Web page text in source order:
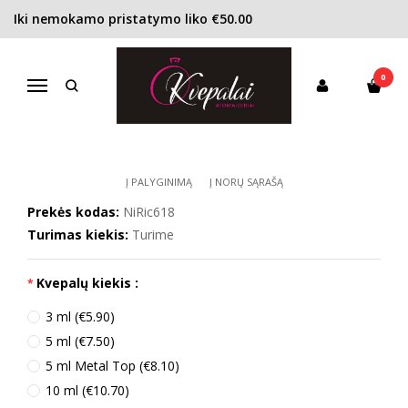
Iki nemokamo pristatymo liko €50.00
Navigacija
0
Pagrindinis KONCENTRACIJA
Kvapusis vanduo (EDP)
Nina Ricci L’Extase Caresse de Roses EDP moterims
NINA RICCI L’EXTASE CARESSE DE
ROSES EDP MOTERIMS
Į PALYGINIMĄ Į NORŲ SĄRAŠĄ
Prekės kodas: NiRic618
Turimas kiekis: Turime
Kvepalų kiekis :
3 ml (€5.90)
5 ml (€7.50)
5 ml Metal Top (€8.10)
10 ml (€10.70)